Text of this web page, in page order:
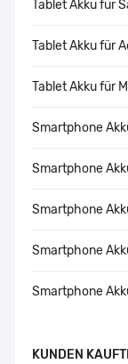
Tablet Akku für
Tablet Akku für
Tablet Akku für
Smartphone
Smartphone
Smartphone
Smartphone
Smartphone
KUNDEN